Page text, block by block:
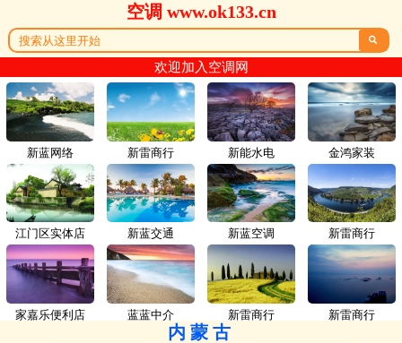
空调 www.ok133.cn

欢迎加入空调网
新蓝网络 新雷商行
江门区实体店 新蓝交通
家嘉乐便利店 蓝蓝中介
新能水电 金鸿家装
新蓝空调 新雷商行
新雷商行 新雷商行
内蒙古